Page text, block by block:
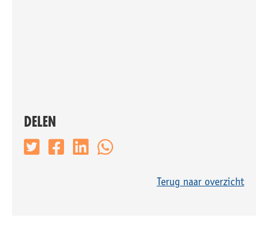
DELEN
Terug naar overzicht